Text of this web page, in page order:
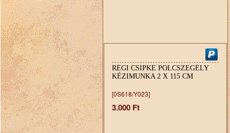
RÉGI CSIPKE POLCSZEGÉLY
KÉZIMUNKA 2 X 115 CM
[0S618/Y023]
3.000 Ft